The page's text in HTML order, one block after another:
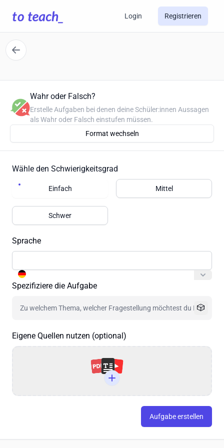
Login Registrieren
Wahr oder Falsch?
Erstelle Aufgaben bei denen deine Schüler:innen Aussagen
als Wahr oder Falsch einstufen müssen.
Format wechseln
Wähle den Schwierigkeitsgrad
Einfach Mittel
Schwer
Sprache
Spezifiziere die Aufgabe
🎲
Eigene Quellen nutzen (optional)
Aufgabe erstellen